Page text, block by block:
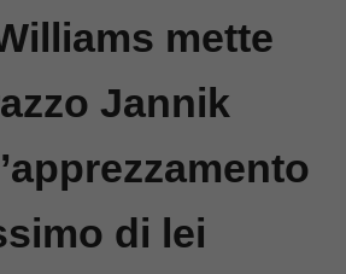
mette
Jannik
di lei